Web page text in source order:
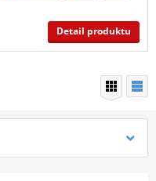
Detail produktu